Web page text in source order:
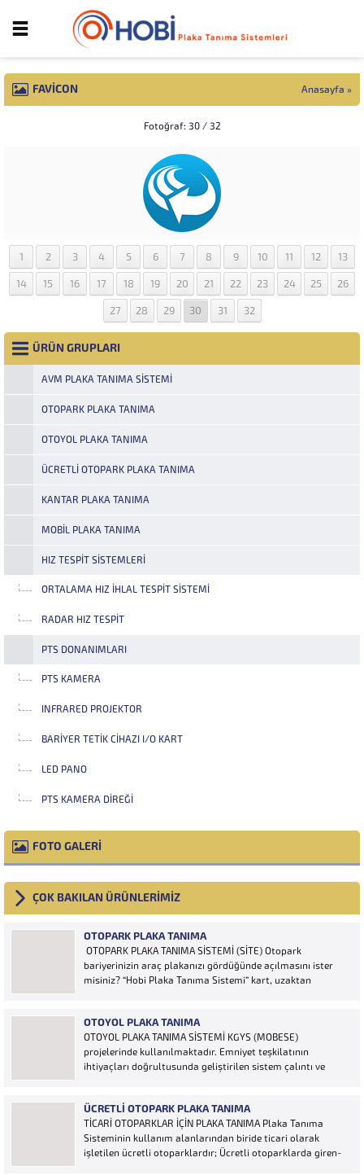
FAVICON Anasayfa »
Fotoğraf: 30 / 32
1 2 3 4 5 6 7 8 9 10 11 12 13
14 15 16 17 18 19 20 21 22 23 24 25 26
27 28 29 30 31 32
ÜRÜN GRUPLARI
AVM PLAKA TANIMA SISTEMI
OTOPARK PLAKA TANIMA
OTOYOL PLAKA TANIMA
ÜCRETLI OTOPARK PLAKA TANIMA
KANTAR PLAKA TANIMA
MOBIL PLAKA TANIMA
HIZ TESPIT SISTEMLERI
ORTALAMA HIZ İHLAL TESPIT SISTEMI
RADAR HIZ TESPIT
PTS DONANIMLARI
PTS KAMERA
INFRARED PROJEKTOR
BARIYER TETIK CIHAZI I/O KART
LED PANO
PTS KAMERA DIREĞI
FOTO GALERİ
ÇOK BAKILAN ÜRÜNLERİMİZ
OTOPARK PLAKA TANIMA
OTOPARK PLAKA TANIMA SİSTEMİ (SİTE) Otopark
bariyerinizin araç plakanızı gördüğünde açılmasını ister
misiniz? “Hobi Plaka Tanıma Sistemi” kart, uzaktan
için yeterlidir… Plaka tanıma sistemi otoparklarda
sisteme...
OTOYOL PLAKA TANIMA
OTOYOL PLAKA TANIMA SİSTEMİ KGYS (MOBESE)
projelerinde kullanılmaktadır. Emniyet teşkilatının
ihtiyaçları doğrultusunda geliştirilen sistem çalıntı ve
araçların Plakalarının tanımlanmasına yönelik geliştirilen
bir yazılımdır. Sistem karayolları şeritlerine yerleştirilen
kameralar sayesinde alınan...
ÜCRETLI OTOPARK PLAKA TANIMA
TİCARİ OTOPARKLAR İÇİN PLAKA TANIMA Plaka Tanıma
Sisteminin kullanım alanlarından biride ticari olarak
işletilen ücretli otoparklardır; Ücretli otoparklarda giren-